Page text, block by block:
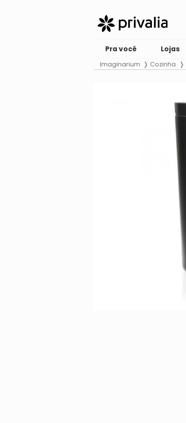
Pra você Lojas
Imaginarium Cozinha